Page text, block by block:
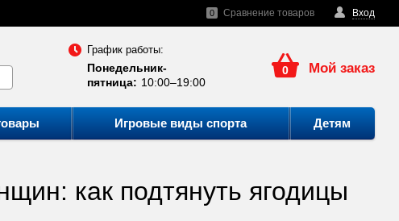
Вход
0 Сравнение товаров
График работы:
Понедельник-
пятница: 10:00–19:00
0 Мой заказ
Игровые виды спорта Детям
как подтянуть ягодицы